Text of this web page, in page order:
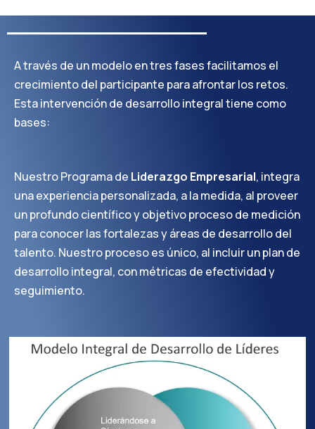
A través de un modelo en tres fases facilitamos el
crecimiento del participante para afrontar los retos.
Esta intervención de desarrollo integral tiene como
bases:
Nuestro Programa de Liderazgo Empresarial, integra
una experiencia personalizada, a la medida, al proveer
un profundo científico y objetivo proceso de medición
para conocer las fortalezas y áreas de desarrollo del
talento. Nuestro proceso es único, al incluir un plan de
desarrollo integral, con métricas de efectividad y
seguimiento.